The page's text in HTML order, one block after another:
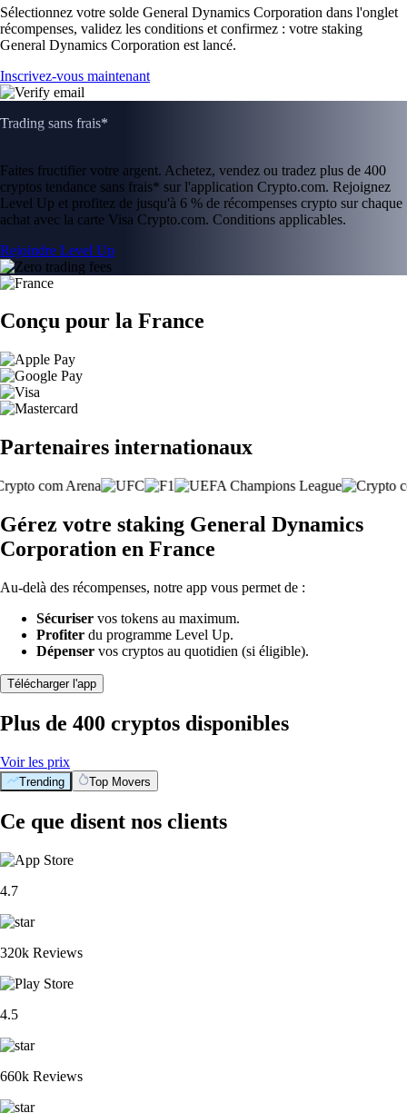
Sélectionnez votre solde General Dynamics Corporation dans l'onglet
récompenses, validez les conditions et confirmez : votre staking
General Dynamics Corporation est lancé.
Inscrivez-vous maintenant
Trading sans frais*
Faites fructifier votre argent. Achetez, vendez ou tradez plus de 400
cryptos tendance sans frais* sur l'application Crypto.com. Rejoignez
Level Up et profitez de jusqu'à 6 % de récompenses crypto sur chaque
achat avec la carte Visa Crypto.com. Conditions applicables.
Rejoindre Level Up
Conçu pour la France
Partenaires internationaux
Gérez votre staking General Dynamics
Corporation en France
Au-delà des récompenses, notre app vous permet de :
Sécuriser vos tokens au maximum.
Profiter du programme Level Up.
Dépenser vos cryptos au quotidien (si éligible).
Télécharger l'app
Plus de 400 cryptos disponibles
Voir les prix
Trending Top Movers
Ce que disent nos clients
4.7
320k Reviews
4.5
660k Reviews